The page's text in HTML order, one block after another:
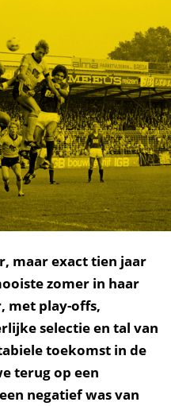
maar exact tien jaar
zomer in haar
met play-offs,
selectie en tal van
toekomst in de
terug op een
negatief was van